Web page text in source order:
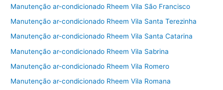
Manutenção ar-condicionado Rheem Vila São Francisco
Manutenção ar-condicionado Rheem Vila Santa Terezinha
Manutenção ar-condicionado Rheem Vila Santa Catarina
Manutenção ar-condicionado Rheem Vila Sabrina
Manutenção ar-condicionado Rheem Vila Romero
Manutenção ar-condicionado Rheem Vila Romana